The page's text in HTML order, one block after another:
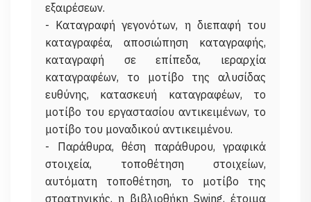
εξαιρέσεων.
- Καταγραφή γεγονότων, η διεπαφή του
καταγραφέα, αποσιώπηση καταγραφής,
καταγραφή σε επίπεδα, ιεραρχία
καταγραφέων, το μοτίβο της αλυσίδας
ευθύνης, κατασκευή καταγραφέων, το
μοτίβο του εργαστασίου αντικειμένων, το
μοτίβο του μοναδικού αντικειμένου.
- Παράθυρα, θέση παράθυρου, γραφικά
στοιχεία, τοποθέτηση στοιχείων,
αυτόματη τοποθέτηση, το μοτίβο της
στρατηγικής, η βιβλιοθήκη Swing, έτοιμα